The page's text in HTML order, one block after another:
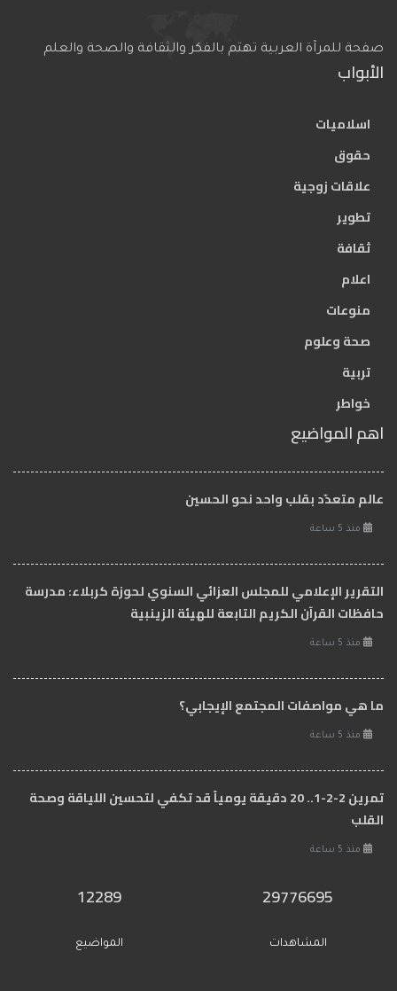
صفحة للمرآة العربية تهتم بالفكر والثقافة والصحة والعلم
الأبواب
اسلاميات
حقوق
علاقات زوجية
تطوير
ثقافة
اعلام
منوعات
صحة وعلوم
تربية
خواطر
اهم المواضيع
عالم متعدّد بقلب واحد نحو الحسين
منذ 5 ساعة
التقرير الإعلامي للمجلس العزائي السنوي لحوزة كربلاء: مدرسة
حافظات القرآن الكريم التابعة للهيئة الزينبية
منذ 5 ساعة
ما هي مواصفات المجتمع الإيجابي؟
منذ 5 ساعة
تمرين 2-2-1.. 20 دقيقة يومياً قد تكفي لتحسين اللياقة وصحة
القلب
منذ 5 ساعة
29776695
المشاهدات
12289
المواضيع